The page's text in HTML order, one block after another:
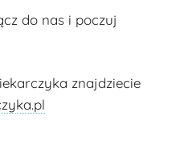
do nas i poczuj
znajdziecie